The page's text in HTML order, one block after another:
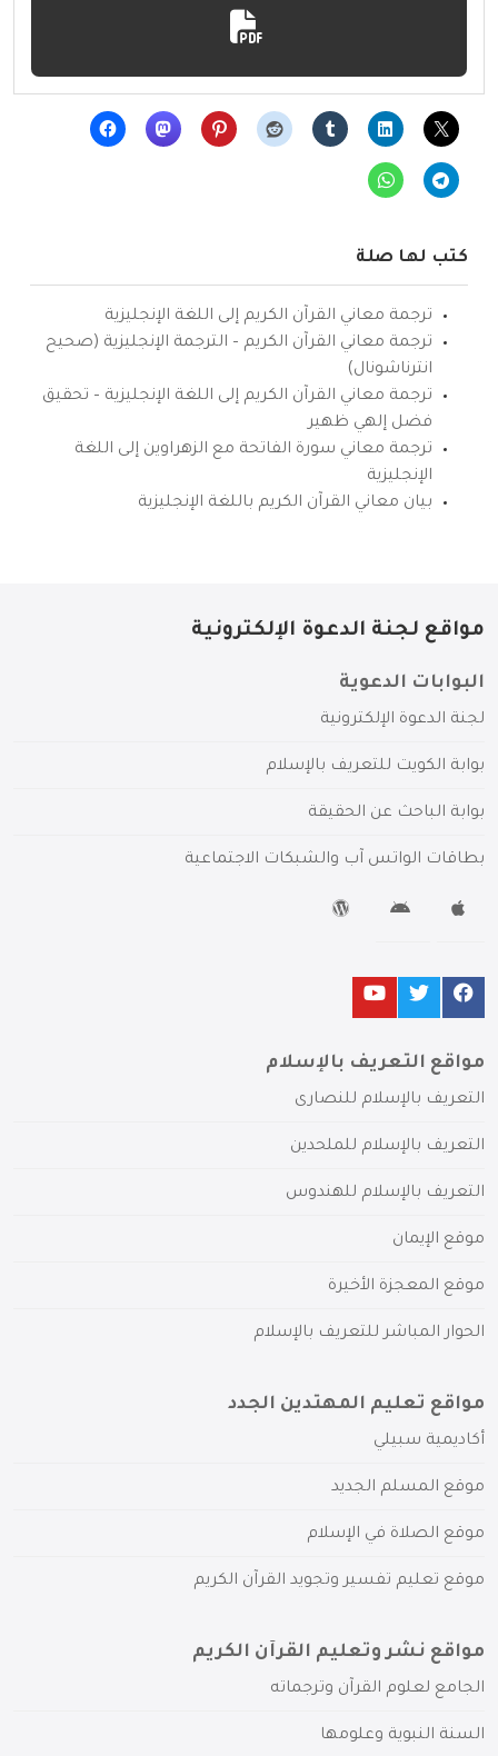
كتب لها صلة
ترجمة معاني القرآن الكريم إلى اللغة الإنجليزية
ترجمة معاني القرآن الكريم – الترجمة الإنجليزية (صحيح
انترناشونال)
ترجمة معاني القرآن الكريم إلى اللغة الإنجليزية – تحقيق
فضل إلهي ظهير
ترجمة معاني سورة الفاتحة مع الزهراوين إلى اللغة
الإنجليزية
بيان معاني القرآن الكريم باللغة الإنجليزية
مواقع لجنة الدعوة الإلكترونية
البوابات الدعوية
لجنة الدعوة الإلكترونية
بوابة الكويت للتعريف بالإسلام
بوابة الباحث عن الحقيقة
بطاقات الواتس آب والشبكات الاجتماعية
مواقع التعريف بالإسلام
التعريف بالإسلام للنصارى
التعريف بالإسلام للملحدين
التعريف بالإسلام للهندوس
موقع الإيمان
موقع المعجزة الأخيرة
الحوار المباشر للتعريف بالإسلام
مواقع تعليم المهتدين الجدد
أكاديمية سبيلي
موقع المسلم الجديد
موقع الصلاة في الإسلام
موقع تعليم تفسير وتجويد القرآن الكريم
مواقع نشر وتعليم القرآن الكريم
الجامع لعلوم القرآن وترجماته
السنة النبوية وعلومها